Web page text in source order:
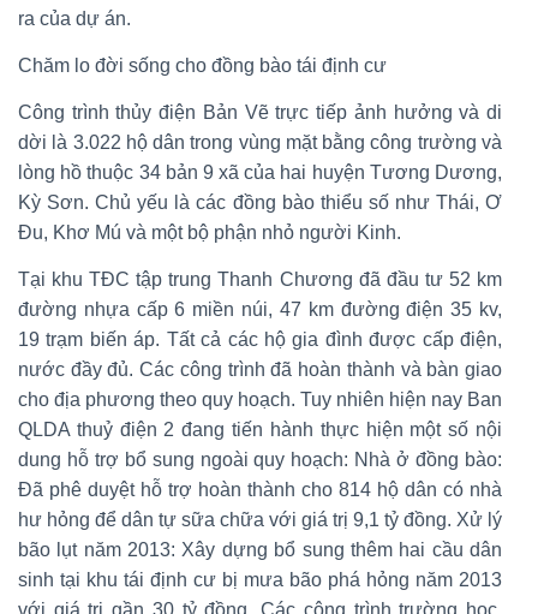
ra của dự án.
Chăm lo đời sống cho đồng bào tái định cư
Công trình thủy điện Bản Vẽ trực tiếp ảnh hưởng và di
dời là 3.022 hộ dân trong vùng mặt bằng công trường và
lòng hồ thuộc 34 bản 9 xã của hai huyện Tương Dương,
Kỳ Sơn. Chủ yếu là các đồng bào thiểu số như Thái, Ơ
Đu, Khơ Mú và một bộ phận nhỏ người Kinh.
Tại khu TĐC tập trung Thanh Chương đã đầu tư 52 km
đường nhựa cấp 6 miền núi, 47 km đường điện 35 kv,
19 trạm biến áp. Tất cả các hộ gia đình được cấp điện,
nước đầy đủ. Các công trình đã hoàn thành và bàn giao
cho địa phương theo quy hoạch. Tuy nhiên hiện nay Ban
QLDA thuỷ điện 2 đang tiến hành thực hiện một số nội
dung hỗ trợ bổ sung ngoài quy hoạch: Nhà ở đồng bào:
Đã phê duyệt hỗ trợ hoàn thành cho 814 hộ dân có nhà
hư hỏng để dân tự sữa chữa với giá trị 9,1 tỷ đồng. Xử lý
bão lụt năm 2013: Xây dựng bổ sung thêm hai cầu dân
sinh tại khu tái định cư bị mưa bão phá hỏng năm 2013
với giá trị gần 30 tỷ đồng. Các công trình trường học,